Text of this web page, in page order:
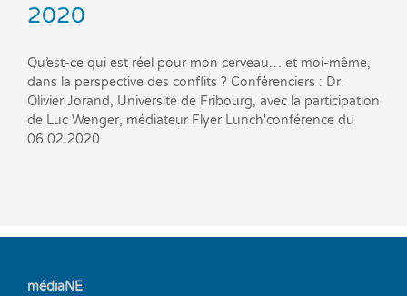
2020
Qu’est-ce qui est réel pour mon cerveau… et moi-même,
dans la perspective des conflits ? Conférenciers : Dr.
Olivier Jorand, Université de Fribourg, avec la participation
de Luc Wenger, médiateur Flyer Lunch'conférence du
06.02.2020
médiaNE